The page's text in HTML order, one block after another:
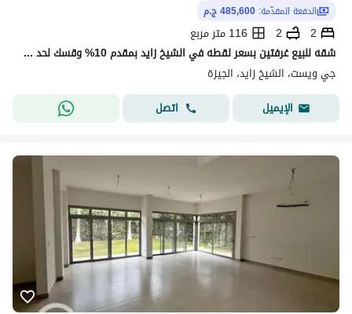
الدفعة المقدّمة: 485,600 ج.م
2
2
116 متر مربع
شقه للبيع غرفتين بسعر لقطه في الشيخ زايد بمقدم 10% وقسك لحد 10 سنين باعلي نسبه انشاءات
جي ويست، الشيخ زايد، الجيزة
الإيميل
اتصل